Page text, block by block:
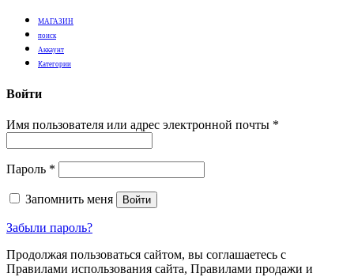
МАГАЗИН
поиск
Аккаунт
Категории
Войти
Имя пользователя или адрес электронной почты *
Пароль *
Запомнить меня Войти
Забыли пароль?
Продолжая пользоваться сайтом, вы соглашаетесь с
Правилами использования сайта, Правилами продажи и